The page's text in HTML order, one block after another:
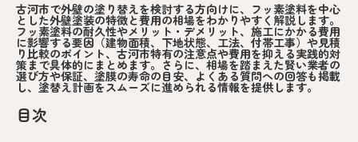
古河市で外壁の塗り替えを検討する方向けに、フッ素塗料を中心
とした外壁塗装の特徴と費用の相場をわかりやすく解説します。
フッ素塗料の耐久性やメリット・デメリット、施工にかかる費用
に影響する要因（建物面積、下地状態、工法、付帯工事）や見積
り比較のポイント、古河市特有の注意点や費用を抑える実践的対
策まで具体的にまとめます。さらに、相場を踏まえた賢い業者の
選び方や保証、塗膜の寿命の目安、よくある質問への回答も掲載
し、塗替え計画をスムーズに進められる情報を提供します。
目次